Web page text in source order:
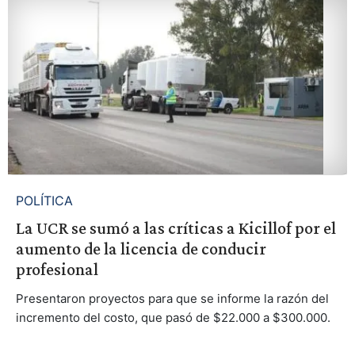
POLÍTICA
La UCR se sumó a las críticas a Kicillof por el
aumento de la licencia de conducir
profesional
Presentaron proyectos para que se informe la razón del
incremento del costo, que pasó de $22.000 a $300.000.